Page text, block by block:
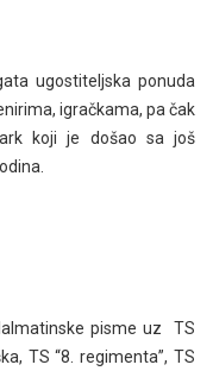
ugostiteljska ponuda
igračkama, pa čak
koji je došao sa još
pisme uz TS
TS “8. regimenta”, TS